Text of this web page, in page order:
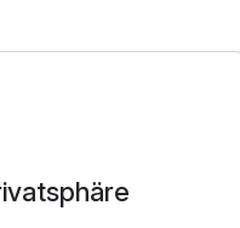
spiegelt sich
und Zimmern wider,
und eingerichtet